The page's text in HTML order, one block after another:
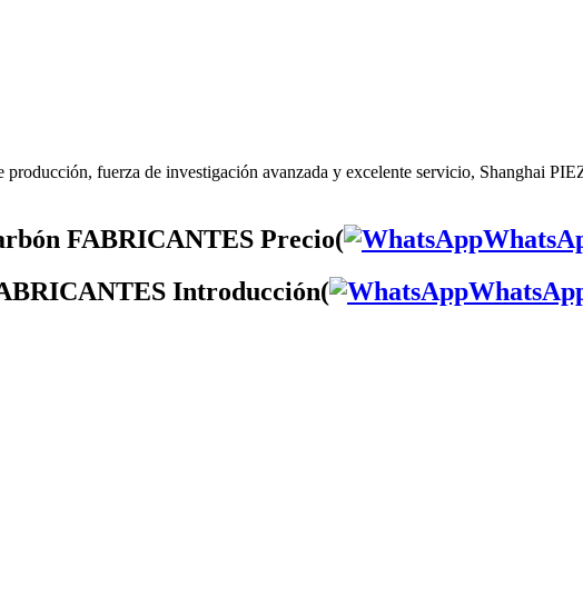
fuerza de investigación avanzada y excelente servicio, Shanghai
FABRICANTES Precio(
Introducción(